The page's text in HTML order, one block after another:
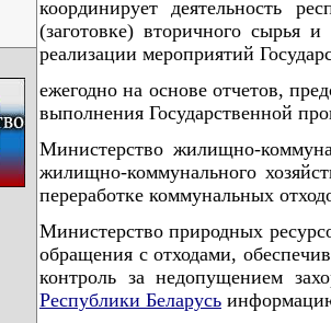
координирует деятельность
(заготовке) вторичного сырья
реализации мероприятий
ежегодно на основе отчетов,
выполнения Государственной
Министерство жилищно-
жилищно-коммунального
переработке коммунальных
Министерство природных
обращения с отходами,
контроль за недопущением
Республики Беларусь